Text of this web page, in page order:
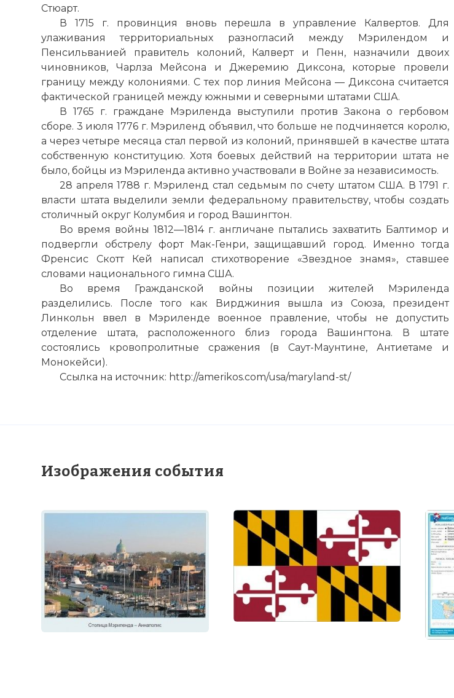
Стюарт.
В 1715 г. провинция вновь перешла в управление Калвертов. Для
улаживания территориальных разногласий между Мэрилендом и
Пенсильванией правитель колоний, Калверт и Пенн, назначили двоих
чиновников, Чарлза Мейсона и Джеремию Диксона, которые провели
границу между колониями. С тех пор линия Мейсона — Диксона считается
фактической границей между южными и северными штатами США.
В 1765 г. граждане Мэриленда выступили против Закона о гербовом
сборе. 3 июля 1776 г. Мэриленд объявил, что больше не подчиняется королю,
а через четыре месяца стал первой из колоний, принявшей в качестве штата
собственную конституцию. Хотя боевых действий на территории штата не
было, бойцы из Мэриленда активно участвовали в Войне за независимость.
28 апреля 1788 г. Мэриленд стал седьмым по счету штатом США. В 1791 г.
власти штата выделили земли федеральному правительству, чтобы создать
столичный округ Колумбия и город Вашингтон.
Во время войны 1812—1814 г. англичане пытались захватить Балтимор и
подвергли обстрелу форт Мак-Генри, защищавший город. Именно тогда
Френсис Скотт Кей написал стихотворение «Звездное знамя», ставшее
словами национального гимна США.
Во время Гражданской войны позиции жителей Мэриленда
разделились. После того как Вирджиния вышла из Союза, президент
Линкольн ввел в Мэриленде военное правление, чтобы не допустить
отделение штата, расположенного близ города Вашингтона. В штате
состоялись кровопролитные сражения (в Саут-Маунтине, Антиетаме и
Монокейси).
Ссылка на источник: http://amerikos.com/usa/maryland-st/
Изображения события
☓
Комментарий:
Проверочный код: